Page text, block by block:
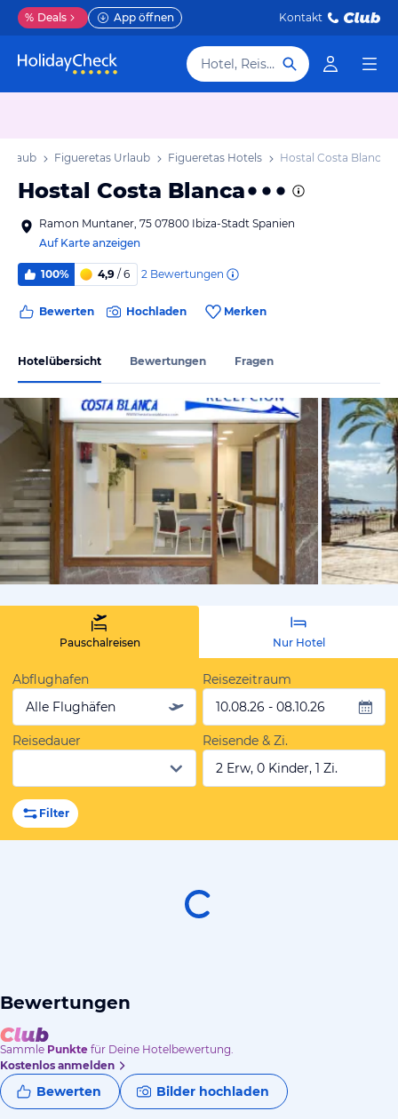
% Deals App öffnen Kontakt
Hotel, Reiseziel
Figueretas Urlaub Figueretas Hotels Hostal Costa Blanca
Hostal Costa Blanca
Ramon Muntaner, 75 07800 Ibiza-Stadt Spanien
Auf Karte anzeigen
100% 4,9 / 6 2 Bewertungen
Bewerten Hochladen Merken
Hotelübersicht Bewertungen Fragen
von
Pauschalreisen Nur Hotel
Abflughafen
Alle Flughäfen
Reisezeitraum
10.08.26 - 08.10.26
Reisedauer
Reisende & Zi.
2 Erw, 0 Kinder, 1 Zi.
Filter
Bewertungen
Sammle Punkte für Deine Hotelbewertung.
Kostenlos anmelden
Bewerten Bilder hochladen